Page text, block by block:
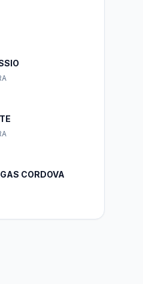
CORDOVA